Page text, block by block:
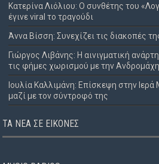
Κατερίνα Λιόλιου: Ο συνθέτης του
έγινε viral το τραγούδι
Άννα Βίσση: Συνεχίζει τις διακοπές
Γιώργος Λιβάνης: Η αινιγματική
τις φήμες χωρισμού με την Ανδρομάχη
Ιουλία Καλλιμάνη: Επίσκεψη στην
μαζί με τον σύντροφό της
ΤΑ ΝΈΑ ΣΕ ΕΙΚΌΝΕΣ